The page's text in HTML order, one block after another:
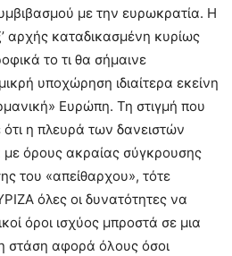
με την ευρωκρατία. Η
αρχής καταδικασμένη κυρίως
το τι θα σήμαινε
υποχώρηση ιδιαίτερα εκείνη
Ευρώπη. Τη στιγμή που
η πλευρά των δανειστών
με όρους ακραίας σύγκρουσης
του «απείθαρχου», τότε
όλες οι δυνατότητες να
όροι ισχύος μπροστά σε μια
στάση αφορά όλους όσοι